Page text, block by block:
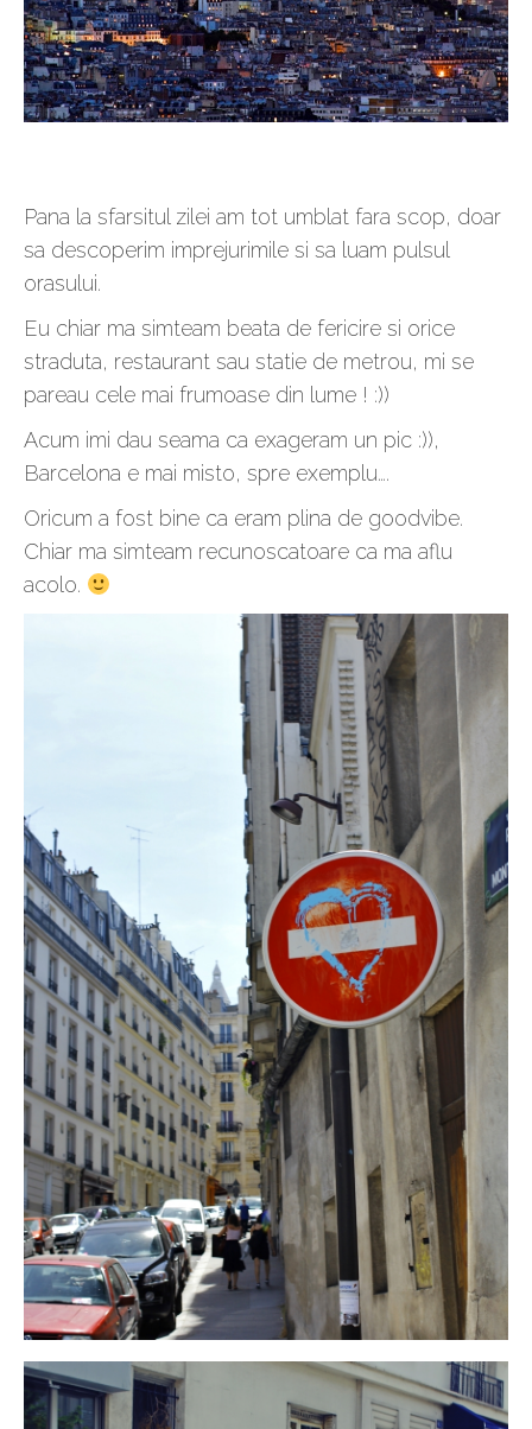
Pana la sfarsitul zilei am tot umblat fara scop, doar
sa descoperim imprejurimile si sa luam pulsul
orasului.
Eu chiar ma simteam beata de fericire si orice
straduta, restaurant sau statie de metrou, mi se
pareau cele mai frumoase din lume ! :))
Acum imi dau seama ca exageram un pic :)),
Barcelona e mai misto, spre exemplu….
Oricum a fost bine ca eram plina de goodvibe.
Chiar ma simteam recunoscatoare ca ma aflu
acolo.